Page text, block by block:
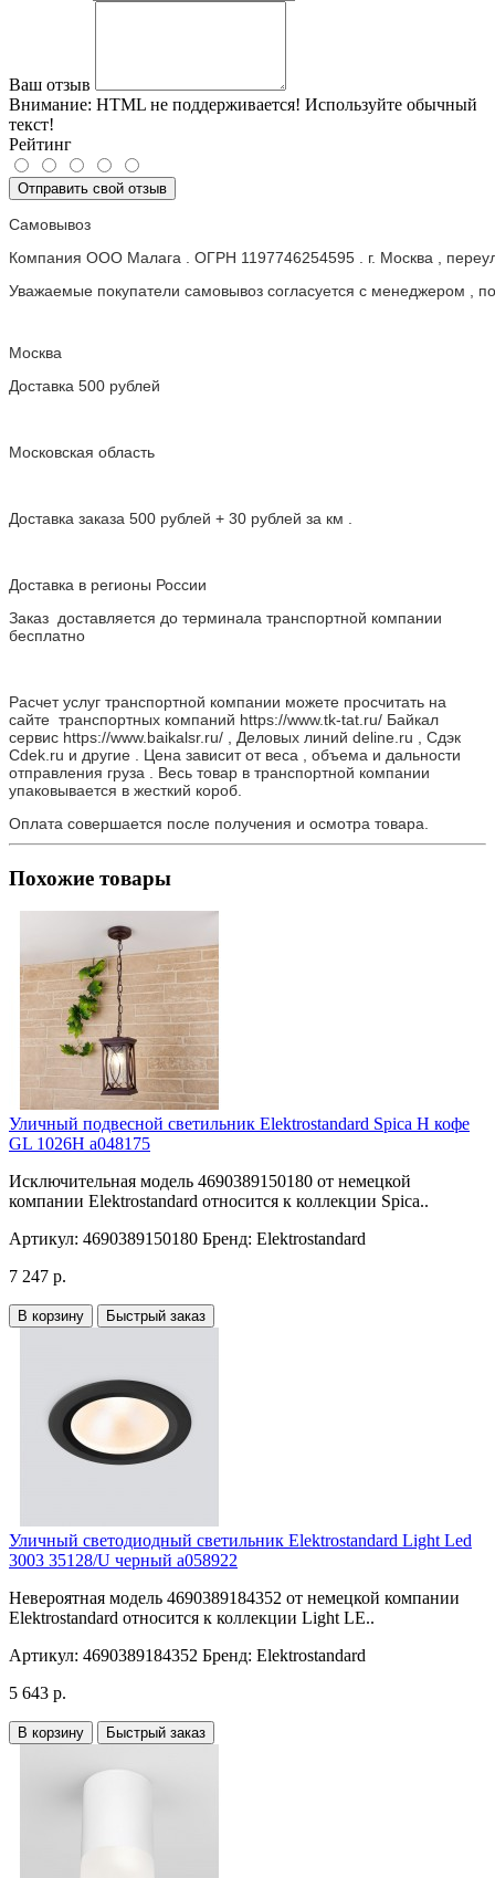
Ваш отзыв
Внимание: HTML не поддерживается! Используйте обычный
текст!
Рейтинг
Отправить свой отзыв
Самовывоз
Компания ООО Малага . ОГРН 1197746254595 . г. Москва ,
Уважаемые покупатели самовывоз согласуется с менеджером ,
Москва
Доставка 500 рублей
Московская область
Доставка заказа 500 рублей + 30 рублей за км .
Доставка в регионы России
Заказ доставляется до терминала транспортной компании
бесплатно
Расчет услуг транспортной компании можете просчитать на
сайте транспортных компаний https://www.tk-tat.ru/ Байкал
сервис https://www.baikalsr.ru/ , Деловых линий deline.ru , Сдэк
Cdek.ru и другие . Цена зависит от веса , объема и дальности
отправления груза . Весь товар в транспортной компании
упаковывается в жесткий короб.
Оплата совершается после получения и осмотра товара.
Похожие товары
Уличный подвесной светильник Elektrostandard Spica H кофе
GL 1026H a048175
Исключительная модель 4690389150180 от немецкой
компании Elektrostandard относится к коллекции Spica..
Артикул: 4690389150180 Бренд: Elektrostandard
7 247 р.
В корзину Быстрый заказ
Уличный светодиодный светильник Elektrostandard Light Led
3003 35128/U черный a058922
Невероятная модель 4690389184352 от немецкой компании
Elektrostandard относится к коллекции Light LE..
Артикул: 4690389184352 Бренд: Elektrostandard
5 643 р.
В корзину Быстрый заказ